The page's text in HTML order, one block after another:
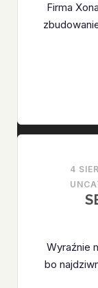
Firma
4
Wyraźnie
bo